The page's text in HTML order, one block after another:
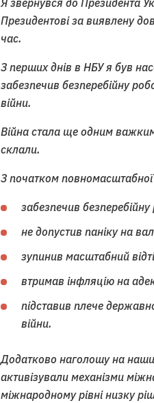
Я звернувся до Президента
Президентові за виявлену
час.
З перших днів в НБУ я був
забезпечив безперебійну
війни.
Війна стала ще одним
склали.
З початком
забезпечив
не допустив паніку на
зупинив масштабний
втримав інфляцію на
підставив плече
війни.
Додатково наголошу на
активізували механізми
міжнародному рівні низку